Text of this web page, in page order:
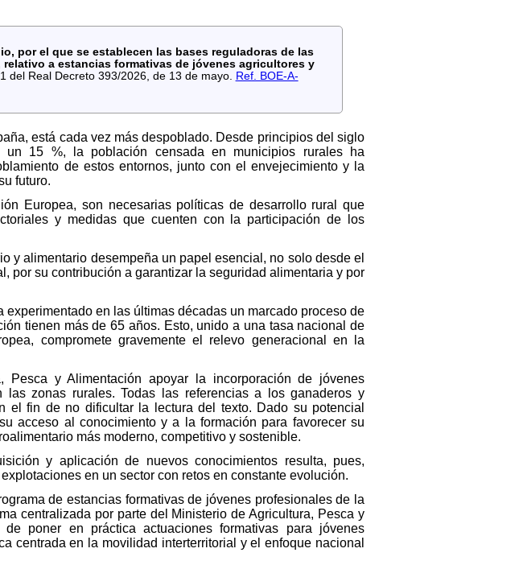
por el que se establecen las bases reguladoras de las
a estancias formativas de jóvenes agricultores y
del Real Decreto 393/2026, de 13 de mayo. Ref. BOE-A-
está cada vez más despoblado. Desde principios del siglo
15 %, la población censada en municipios rurales ha
de estos entornos, junto con el envejecimiento y la
futuro.
Europea, son necesarias políticas de desarrollo rural que
y medidas que cuenten con la participación de los
y alimentario desempeña un papel esencial, no solo desde el
por su contribución a garantizar la seguridad alimentaria y por
en las últimas décadas un marcado proceso de
tienen más de 65 años. Esto, unido a una tasa nacional de
compromete gravemente el relevo generacional en la
y Alimentación apoyar la incorporación de jóvenes
zonas rurales. Todas las referencias a los ganaderos y
el fin de no dificultar la lectura del texto. Dado su potencial
acceso al conocimiento y a la formación para favorecer su
más moderno, competitivo y sostenible.
y aplicación de nuevos conocimientos resulta, pues,
en un sector con retos en constante evolución.
de estancias formativas de jóvenes profesionales de la
centralizada por parte del Ministerio de Agricultura, Pesca y
poner en práctica actuaciones formativas para jóvenes
centrada en la movilidad interterritorial y el enfoque nacional